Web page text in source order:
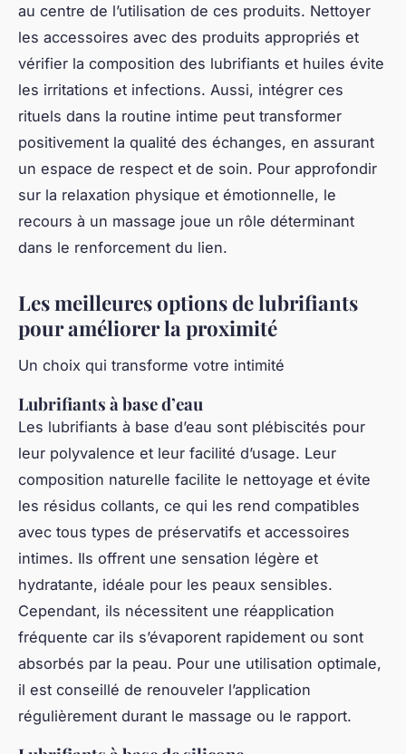
au centre de l’utilisation de ces produits. Nettoyer
les accessoires avec des produits appropriés et
vérifier la composition des lubrifiants et huiles évite
les irritations et infections. Aussi, intégrer ces
rituels dans la routine intime peut transformer
positivement la qualité des échanges, en assurant
un espace de respect et de soin. Pour approfondir
sur la relaxation physique et émotionnelle, le
recours à un massage joue un rôle déterminant
dans le renforcement du lien.
Les meilleures options de lubrifiants
pour améliorer la proximité
Un choix qui transforme votre intimité
Lubrifiants à base d’eau
Les lubrifiants à base d’eau sont plébiscités pour
leur polyvalence et leur facilité d’usage. Leur
composition naturelle facilite le nettoyage et évite
les résidus collants, ce qui les rend compatibles
avec tous types de préservatifs et accessoires
intimes. Ils offrent une sensation légère et
hydratante, idéale pour les peaux sensibles.
Cependant, ils nécessitent une réapplication
fréquente car ils s’évaporent rapidement ou sont
absorbés par la peau. Pour une utilisation optimale,
il est conseillé de renouveler l’application
régulièrement durant le massage ou le rapport.